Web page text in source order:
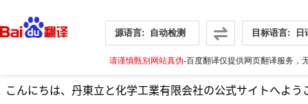
源语言: 自动检测 目标语言: 日
请谨慎甄别网站真伪-百度翻译仅提供网页翻译服务，